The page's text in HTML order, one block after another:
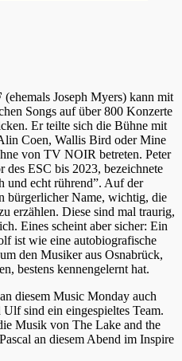
(ehemals Joseph Myers) kann mit
Songs auf über 800 Konzerte
Er teilte sich die Bühne mit
Coen, Wallis Bird oder Mine
von TV NOIR betreten. Peter
des ESC bis 2023, bezeichnete
und echt rührend”. Auf der
bürgerlicher Name, wichtig, die
erzählen. Diese sind mal traurig,
Eines scheint aber sicher: Ein
ist wie eine autobiografische
den Musiker aus Osnabrück,
bestens kennengelernt hat.
diesem Music Monday auch
sind ein eingespieltes Team.
Musik von The Lake and the
an diesem Abend im Inspire